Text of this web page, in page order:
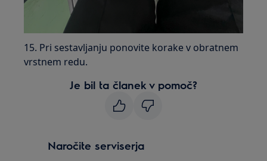
15. Pri sestavljanju ponovite korake v obratnem
vrstnem redu.
Je bil ta članek v pomoč?
Naročite serviserja